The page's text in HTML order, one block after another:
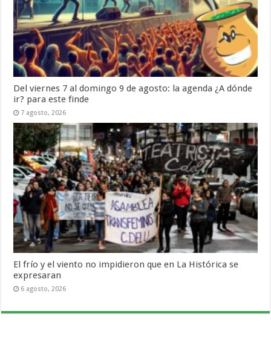
Del viernes 7 al domingo 9 de agosto: la agenda ¿A dónde
ir? para este finde
7 agosto, 2026
El frío y el viento no impidieron que en La Histórica se
expresaran
6 agosto, 2026